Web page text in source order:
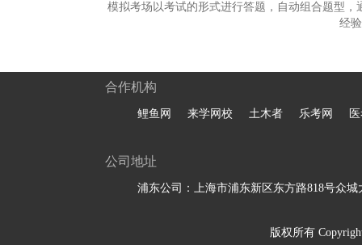
模拟考场以考试的形式进行答题，自动组合题型
经
合作机构
鲤鱼网 来学网校 土木者 乐考网
公司地址
浦东公司：上海市浦东新区东方路818号众城
版权所有